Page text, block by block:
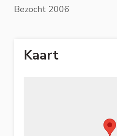
Bezocht 2006
Kaart